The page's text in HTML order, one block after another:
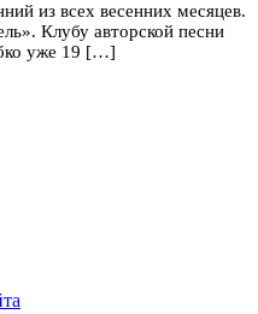
из всех весенних месяцев.
Клубу авторской песни
уже 19 […]